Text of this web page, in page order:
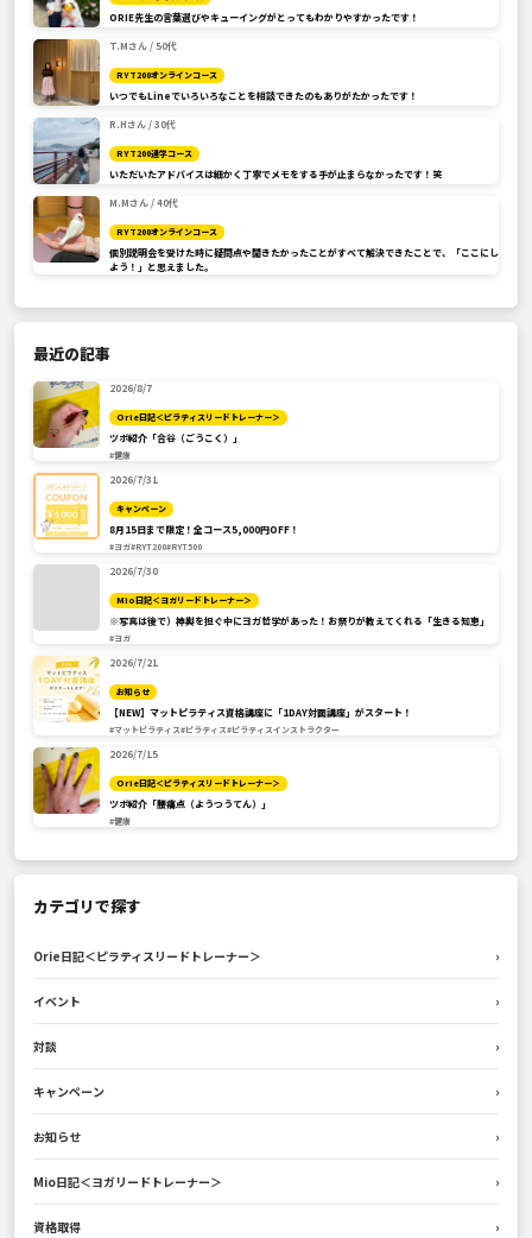
ORIE先生の言葉選びやキューイングがとってもわかりやすかったです！
T.Mさん / 50代
RYT200オンラインコース
いつでもLineでいろいろなことを相談できたのもありがたかったです！
R.Hさん / 30代
RYT200通学コース
いただいたアドバイスは細かく丁寧でメモをする手が止まらなかったです！笑
M.Mさん / 40代
RYT200オンラインコース
個別説明会を受けた時に疑問点や聞きたかったことがすべて解決できたことで、「ここにし
よう！」と思えました。
最近の記事
2026/8/7
Orie日記＜ピラティスリードトレーナー＞
ツボ紹介「合谷（ごうこく）」
#健康
2026/7/31
キャンペーン
8月15日まで限定！全コース5,000円OFF！
#ヨガ#RYT200#RYT500
2026/7/30
Mio日記＜ヨガリードトレーナー＞
※写真は後で）神輿を担ぐ中にヨガ哲学があった！お祭りが教えてくれる「生きる知恵」
#ヨガ
2026/7/21
お知らせ
【NEW】マットピラティス資格講座に「1DAY対面講座」がスタート！
#マットピラティス#ピラティス#ピラティスインストラクター
2026/7/15
Orie日記＜ピラティスリードトレーナー＞
ツボ紹介「腰痛点（ようつうてん）」
#健康
カテゴリで探す
Orie日記＜ピラティスリードトレーナー＞ ›
イベント ›
対談 ›
キャンペーン ›
お知らせ ›
Mio日記＜ヨガリードトレーナー＞ ›
資格取得 ›